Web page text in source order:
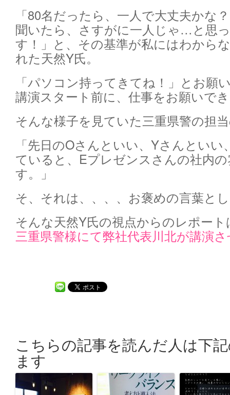
「80名だったら、一人で大丈夫かな
聞いたら、さすがに一人じゃ…と思
す！」と、その基準が私にはわから
れた天然Y氏。
「パソコン持ってきてね！」とお願
講演スタート前に、仕事をお願いで
そんな様子を見ていた三重県警の担
「先日のOさんといい、Yさんとい
ていると、Eプレゼンスさんの社内
す。」
そ、それは、、、、お褒めの言葉と
そんな天然Y氏の視点からのレポー
三重県警様にて弊社代表川北が講演
こちらの記事を読んだ人は下
ます